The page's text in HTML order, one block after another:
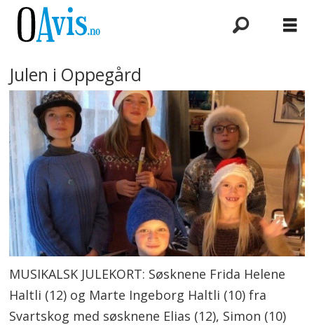
Julen i Oppegård
MUSIKALSK JULEKORT: Søsknene Frida Helene
Haltli (12) og Marte Ingeborg Haltli (10) fra
Svartskog med søsknene Elias (12), Simon (10)